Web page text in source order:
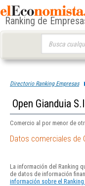
Ranking de
Directorio Ranking Empresas
Open Gianduia
Comercio al por menor de
Datos comerciales de
La información del Ranking
de datos de información
información sobre el